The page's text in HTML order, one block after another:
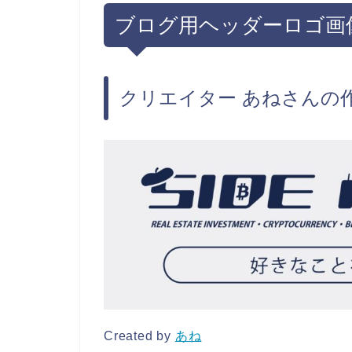
ブログ用ヘッダーロゴ画
クリエイター あねさんの
Created by あね